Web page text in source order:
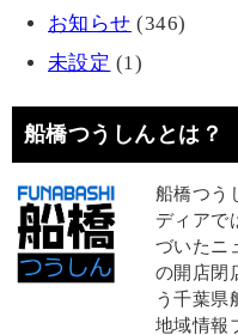
お知らせ (346)
未設定 (1)
船橋つうしんとは？
船橋つう
ディアで
づいたニ
の開店閉
う千葉県
地域情報